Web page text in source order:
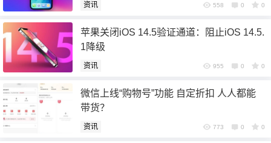
资讯 558 0 0
苹果关闭iOS 14.5验证通道：阻止iOS 14.5.
1降级
资讯 955 0 0
微信上线“购物号”功能 自定折扣 人人都能
带货？
资讯 773 0 0
忘记密码？